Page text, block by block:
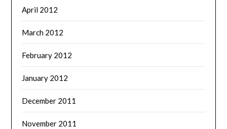
April 2012
March 2012
February 2012
January 2012
December 2011
November 2011